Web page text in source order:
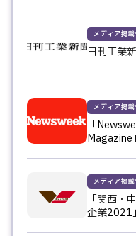
メディア掲
日刊工業
メディア掲
「
Magazine
メディア掲
「関西・
企業2021